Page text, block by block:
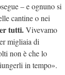
– e ognuno si
cantine o nei
tutti.Vivevamo
migliaia di
non è che lo
in tempo».